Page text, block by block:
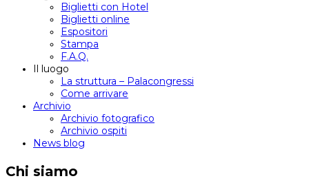
Biglietti con Hotel
Biglietti online
Espositori
Stampa
F.A.Q.
Il luogo
La struttura – Palacongressi
Come arrivare
Archivio
Archivio fotografico
Archivio ospiti
News blog
Chi siamo